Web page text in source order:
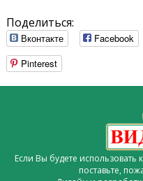
Поделиться:
Вконтакте Facebook
Pinterest
Если Вы будете
поставьте,